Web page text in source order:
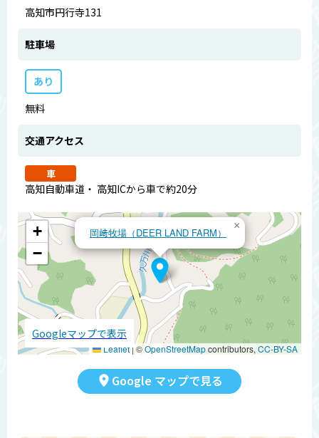
高知市円行寺131
駐車場
あり
無料
交通アクセス
車
高知自動車道・ 高知ICから車で約20分
岡﨑牧場（DEER LAND FARM）
×
+
−
Leaflet |©OpenStreetMapcontributors, CC-BY-SA
Googleマップで表示
Google マップで見る